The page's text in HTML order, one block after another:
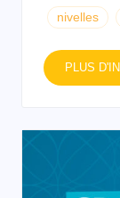
nivelles
PLUS